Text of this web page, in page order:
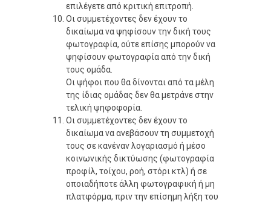
επιλέγετε από κριτική επιτροπή.
Οι συμμετέχοντες δεν έχουν το
δικαίωμα να ψηφίσουν την δική τους
φωτογραφία, ούτε επίσης μπορούν να
ψηφίσουν φωτογραφία από την δική
τους ομάδα.
Οι ψήφοι που θα δίνονται από τα μέλη
της ίδιας ομάδας δεν θα μετράνε στην
τελική ψηφοφορία.
Οι συμμετέχοντες δεν έχουν το
δικαίωμα να ανεβάσουν τη συμμετοχή
τους σε κανέναν λογαριασμό ή μέσο
κοινωνικής δικτύωσης (φωτογραφία
προφίλ, τοίχου, ροή, στόρι κτλ) ή σε
οποιαδήποτε άλλη φωτογραφική ή μη
πλατφόρμα, πριν την επίσημη λήξη του